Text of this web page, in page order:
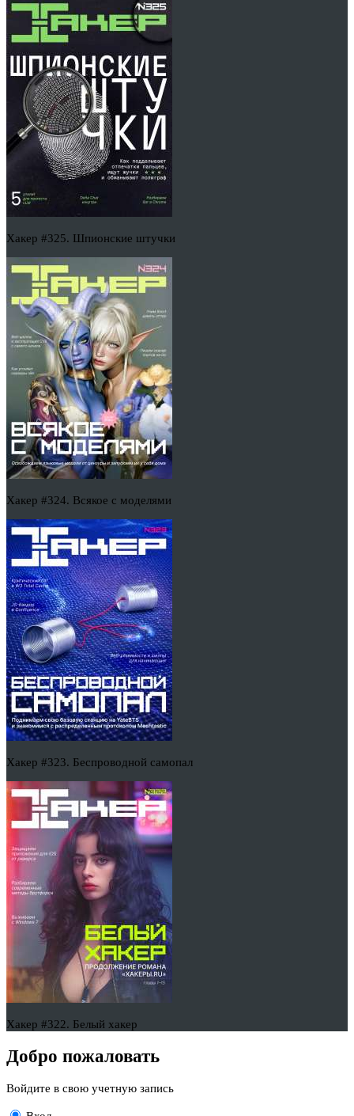
Хакер #325. Шпионские штучки
Хакер #324. Всякое с моделями
Хакер #323. Беспроводной самопал
Хакер #322. Белый хакер
Добро пожаловать
Войдите в свою учетную запись